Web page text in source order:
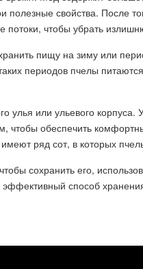
свойства. После
потоки, чтобы убрать
пищу на зиму или
периодов пчелы
улья или ульевого корпуса.
чтобы обеспечить
имеют ряд сот, в которых
сохранить его,
способ